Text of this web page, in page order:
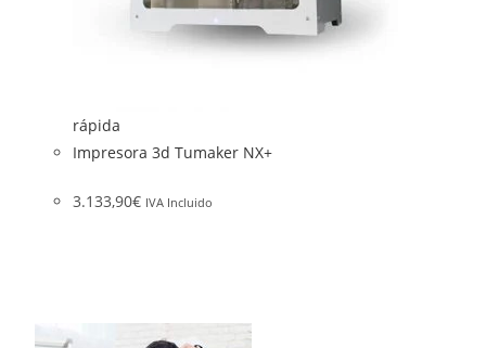
rápida
Impresora 3d Tumaker NX+
3.133,90€ IVA Incluido